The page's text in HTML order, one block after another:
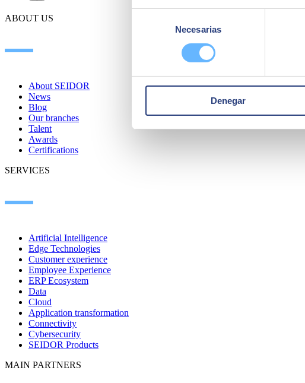
consentimiento
Necesarias
Denegar
ABOUT US
About SEIDOR
News
Blog
Our branches
Talent
Awards
Certifications
SERVICES
Artificial Intelligence
Edge Technologies
Customer experience
Employee Experience
ERP Ecosystem
Data
Cloud
Application transformation
Connectivity
Cybersecurity
SEIDOR Products
MAIN PARTNERS